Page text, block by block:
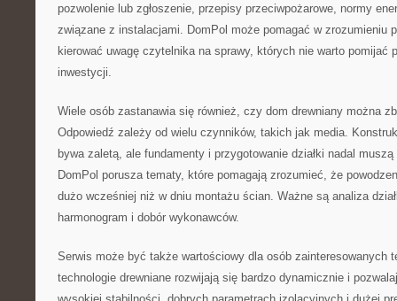
pozwolenie lub zgłoszenie, przepisy przeciwpożarowe, normy
związane z instalacjami. DomPol może pomagać w zrozumieniu
kierować uwagę czytelnika na sprawy, których nie warto pomijać
inwestycji.
Wiele osób zastanawia się również, czy dom drewniany można
Odpowiedź zależy od wielu czynników, takich jak media.
bywa zaletą, ale fundamenty i przygotowanie działki nadal muszą
DomPol porusza tematy, które pomagają zrozumieć, że
dużo wcześniej niż w dniu montażu ścian. Ważne są analiza
harmonogram i dobór wykonawców.
Serwis może być także wartościowy dla osób zainteresowanych
technologie drewniane rozwijają się bardzo dynamicznie i